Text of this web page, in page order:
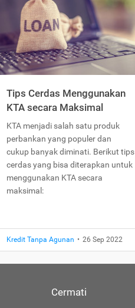
Tips Cerdas Menggunakan
KTA secara Maksimal
KTA menjadi salah satu produk
perbankan yang populer dan
cukup banyak diminati. Berikut tips
cerdas yang bisa diterapkan untuk
menggunakan KTA secara
maksimal:
Kredit Tanpa Agunan • 26 Sep 2022
Cermati